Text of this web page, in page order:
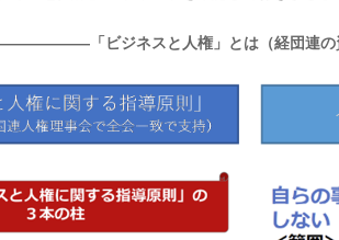
「ビジネスと人権」とは（経団